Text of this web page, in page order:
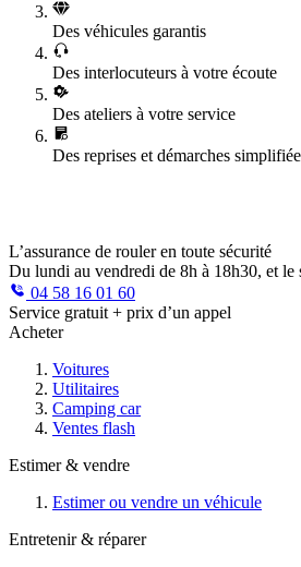
Des véhicules garantis
Des interlocuteurs à votre écoute
Des ateliers à votre service
Des reprises et démarches
L’assurance de rouler en toute sécurité
Du lundi au vendredi de 8h à 18h30, et le
04 58 16 01 60
Service gratuit + prix d’un appel
Acheter
Voitures
Utilitaires
Camping car
Ventes flash
Estimer & vendre
Estimer ou vendre un véhicule
Entretenir & réparer